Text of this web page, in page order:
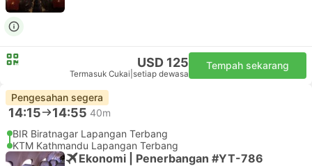
USD 125
Termasuk Cukai setiap dewasa
Tempah sekarang
Pengesahan segera
14:15 14:55 40m
BIR Biratnagar Lapangan Terbang
KTM Kathmandu Lapangan Terbang
Ekonomi | Penerbangan #YT-786